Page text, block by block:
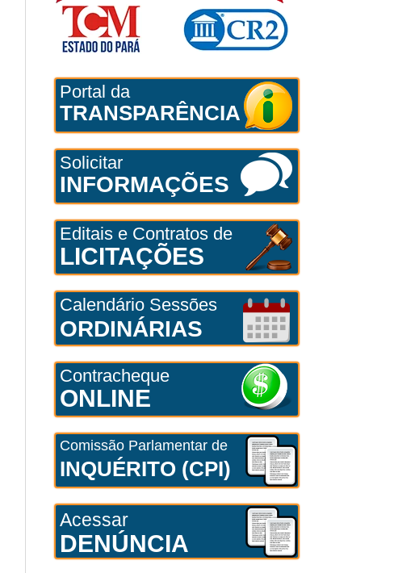
Portal da
TRANSPARÊNCIA
Solicitar
INFORMAÇÕES
Editais e Contratos de
LICITAÇÕES
Calendário Sessões
ORDINÁRIAS
Contracheque
ONLINE
Comissão Parlamentar de
INQUÉRITO (CPI)
Acessar
DENÚNCIA